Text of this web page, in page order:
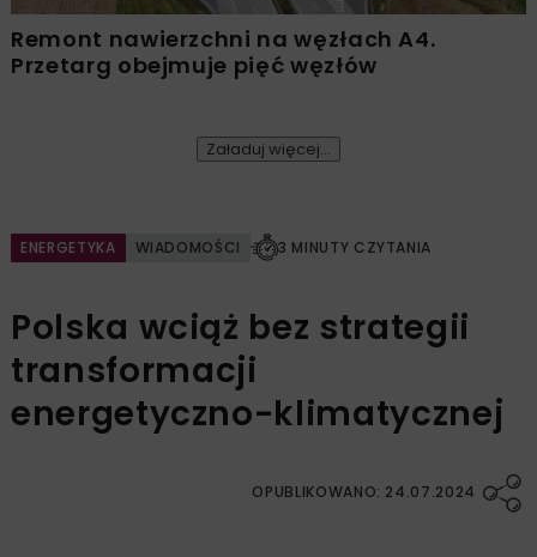
Remont nawierzchni na węzłach A4.
Przetarg obejmuje pięć węzłów
Załaduj więcej...
ENERGETYKA WIADOMOŚCI 3 MINUTY CZYTANIA
Polska wciąż bez strategii
transformacji
energetyczno-klimatycznej
OPUBLIKOWANO: 24.07.2024